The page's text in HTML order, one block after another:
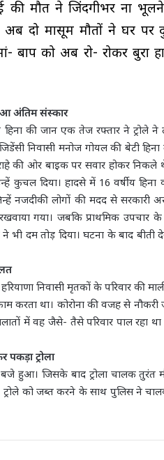
मौत ने जिंदगीभर ना भूलने
दो मासूम मौतों ने घर पर
बाप को अब रो- रोकर बुरा
अंतिम संस्कार
की जान एक तेज रफ्तार ने ट्रोले
निवासी मनोज गोयल की बेटी हिना
की ओर बाइक पर सवार होकर निकले
दिया। हादसे में 16 वर्षीय हिना
नजदीकी लोगों की मदद से सरकारी
गया। जबकि प्राथमिक उपचार
ने भी दम तोड़ दिया। घटना के बाद
निवासी मृतकों के परिवार की
करता था। कोरोना की वजह से
में वह जैसे- तैसे परिवार पाल
पकड़ा ट्रोला
बजे हुआ। जिसके बाद ट्रोला चालक तुरंत
को जब्त करने के साथ पुलिस ने